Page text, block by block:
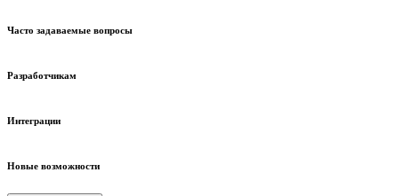
Часто задаваемые вопросы
Разработчикам
Интеграции
Новые возможности